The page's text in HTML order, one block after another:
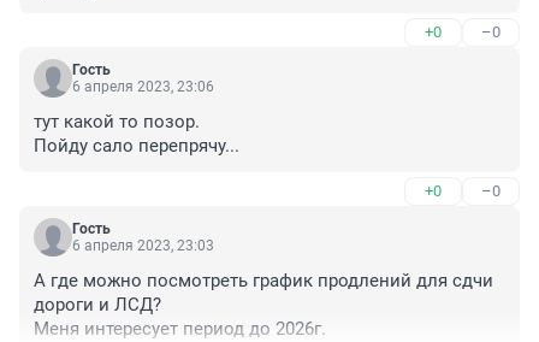
+0 –0
Гость
6 апреля 2023, 23:06
тут какой то позор.
Пойду сало перепрячу...
+0 –0
Гость
6 апреля 2023, 23:03
А где можно посмотреть график продлений для сдчи
дороги и ЛСД?
Меня интересует период до 2026г.